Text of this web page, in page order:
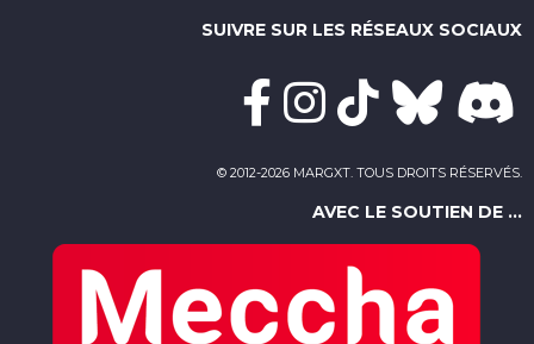
SUIVRE SUR LES RÉSEAUX SOCIAUX
© 2012-2026 MARGXT. TOUS DROITS RÉSERVÉS.
AVEC LE SOUTIEN DE ...